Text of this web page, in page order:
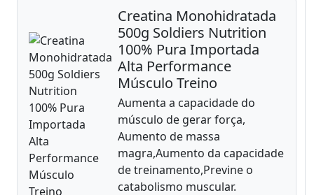
Creatina Monohidratada
500g Soldiers Nutrition
100% Pura Importada
Alta Performance
Músculo Treino
Aumenta a capacidade do
músculo de gerar força,
Aumento de massa
magra,Aumento da capacidade
de treinamento,Previne o
catabolismo muscular.